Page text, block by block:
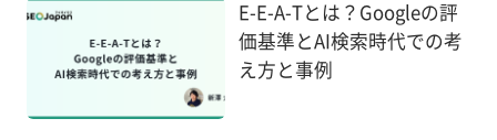
E-E-A-Tとは？Googleの評
価基準とAI検索時代での考
え方と事例